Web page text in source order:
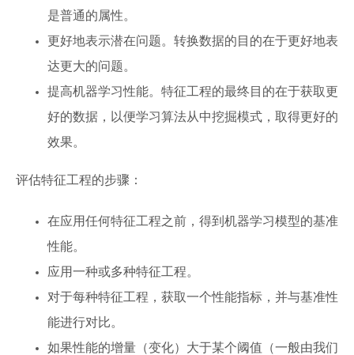
是普通的属性。
更好地表示潜在问题。转换数据的目的在于更好地表
达更大的问题。
提高机器学习性能。特征工程的最终目的在于获取更
好的数据，以便学习算法从中挖掘模式，取得更好的
效果。
评估特征工程的步骤：
在应用任何特征工程之前，得到机器学习模型的基准
性能。
应用一种或多种特征工程。
对于每种特征工程，获取一个性能指标，并与基准性
能进行对比。
如果性能的增量（变化）大于某个阈值（一般由我们